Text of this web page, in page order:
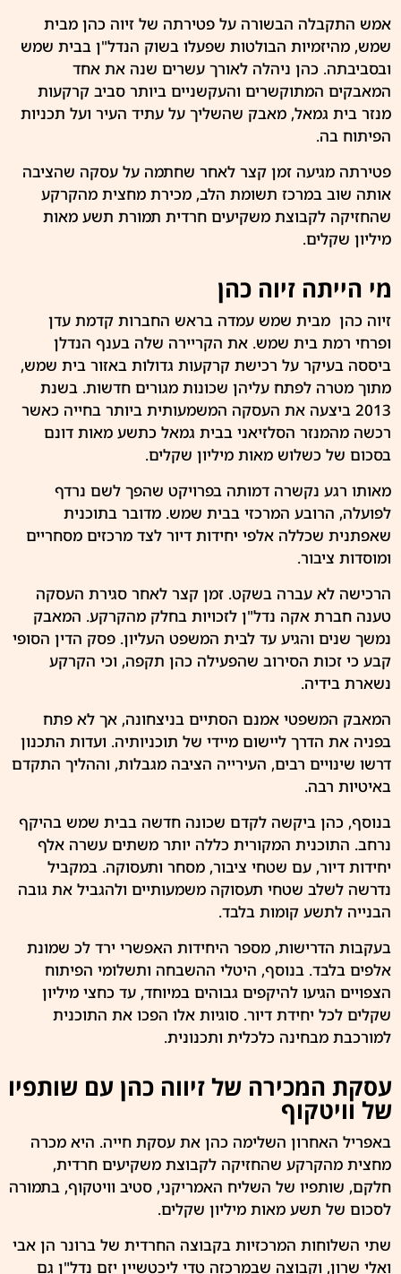
אמש התקבלה הבשורה על פטירתה של זיוה כהן מבית
שמש, מהיזמיות הבולטות שפעלו בשוק הנדל"ן בבית שמש
ובסביבתה. כהן ניהלה לאורך עשרים שנה את אחד
המאבקים המתוקשרים והעקשניים ביותר סביב קרקעות
מנזר בית גמאל, מאבק שהשליך על עתיד העיר ועל תכניות
הפיתוח בה.
פטירתה מגיעה זמן קצר לאחר שחתמה על עסקה שהציבה
אותה שוב במרכז תשומת הלב, מכירת מחצית מהקרקע
שהחזיקה לקבוצת משקיעים חרדית תמורת תשע מאות
מיליון שקלים.
מי הייתה זיוה כהן
זיוה כהן מבית שמש עמדה בראש החברותקדמת עדן
ופרחי רמת בית שמש. את הקריירה שלה בענף הנדלן
ביססה בעיקר על רכישת קרקעות גדולות באזור בית שמש,
מתוך מטרה לפתח עליהן שכונות מגורים חדשות. בשנת
2013 ביצעה את העסקה המשמעותית ביותר בחייה כאשר
רכשהמהמנזר הסלזיאני בבית גמאל כתשע מאות דונם
בסכום של כשלוש מאות מיליון שקלים.
מאותו רגע נקשרה דמותה בפרויקט שהפך לשם נרדף
לפועלה, הרובע המרכזי בבית שמש. מדובר בתוכנית
שאפתנית שכללה אלפי יחידות דיור לצד מרכזים מסחריים
ומוסדות ציבור.
הרכישה לא עברה בשקט. זמן קצר לאחר סגירת העסקה
טענה חברת אקה נדל"ן לזכויות בחלק מהקרקע. המאבק
נמשך שנים והגיע עד לבית המשפט העליון. פסק הדין הסופי
קבע כי זכות הסירוב שהפעילה כהן תקפה, וכי הקרקע
נשארת בידיה.
המאבק המשפטי אמנם הסתיים בניצחונה, אך לא פתח
בפניה את הדרך ליישום מיידי של תוכניותיה. ועדות התכנון
דרשו שינויים רבים, העירייה הציבה מגבלות, וההליך התקדם
באיטיות רבה.
בנוסף, כהן ביקשה לקדם שכונה חדשהבבית שמש בהיקף
נרחב. התוכנית המקורית כללה יותר משתים עשרה אלף
יחידות דיור, עם שטחי ציבור, מסחר ותעסוקה. במקביל
נדרשה לשלב שטחי תעסוקה משמעותיים ולהגביל את גובה
הבנייה לתשע קומות בלבד.
בעקבות הדרישות, מספר היחידות האפשרי ירד לכ שמונת
אלפים בלבד. בנוסף, היטלי ההשבחה ותשלומי הפיתוח
הצפויים הגיעו להיקפים גבוהים במיוחד, עד כחצי מיליון
שקלים לכל יחידת דיור. סוגיות אלו הפכו את התוכנית
למורכבת מבחינה כלכלית ותכנונית.
עסקת המכירה של זיווה כהן עם שותפיו
של וויטקוף
באפריל האחרון השלימה כהן את עסקת חייה. היא מכרה
מחצית מהקרקע שהחזיקה לקבוצת משקיעים חרדית,
חלקם, שותפיו של השליח האמריקני,סטיב וויטקוף, בתמורה
לסכום של תשע מאות מיליון שקלים.
שתי השלוחות המרכזיות בקבוצה החרדית של ברונר הן אבי
ואלי שרון, וקבוצה שבמרכזה טדי ליכטשיין יזם נדל"ן גם